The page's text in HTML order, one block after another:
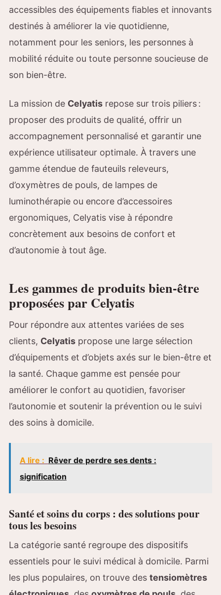
accessibles des équipements fiables et innovants
destinés à améliorer la vie quotidienne,
notamment pour les seniors, les personnes à
mobilité réduite ou toute personne soucieuse de
son bien-être.
La mission de Celyatis repose sur trois piliers :
proposer des produits de qualité, offrir un
accompagnement personnalisé et garantir une
expérience utilisateur optimale. À travers une
gamme étendue de fauteuils releveurs,
d’oxymètres de pouls, de lampes de
luminothérapie ou encore d’accessoires
ergonomiques, Celyatis vise à répondre
concrètement aux besoins de confort et
d’autonomie à tout âge.
Les gammes de produits bien-être
proposées par Celyatis
Pour répondre aux attentes variées de ses
clients, Celyatis propose une large sélection
d’équipements et d’objets axés sur le bien-être et
la santé. Chaque gamme est pensée pour
améliorer le confort au quotidien, favoriser
l’autonomie et soutenir la prévention ou le suivi
des soins à domicile.
A lire : Rêver de perdre ses dents :
signification
Santé et soins du corps : des solutions pour
tous les besoins
La catégorie santé regroupe des dispositifs
essentiels pour le suivi médical à domicile. Parmi
les plus populaires, on trouve des tensiomètres